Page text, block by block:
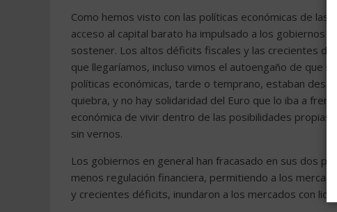
Como hemos visto con las políticas económicas de las
acceso al capital barato ha impulsado a los gobiernos
sostener. Los altos déficits fiscales y las crecientes
que llegaríamos, incluso vimos el autoengaño de que
políticas económicas, tarde o temprano, estaban
quiebra, y no hay solidaridad del Euro que lo iba a
económica de vivir dentro de las posibilidades
sin vernos.
Los gobiernos en general han fracasado en sus dos
menos regulación financiera, permitiendo a los
y crecientes déficits, inundaron a los mercados con